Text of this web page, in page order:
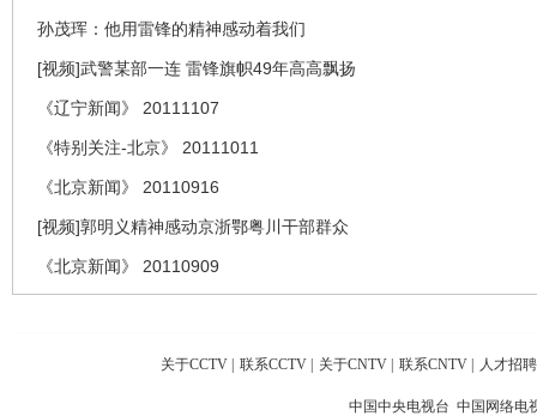
孙茂珲：他用雷锋的精神感动着我们
[视频]武警某部一连 雷锋旗帜49年高高飘扬
《辽宁新闻》 20111107
《特别关注-北京》 20111011
《北京新闻》 20110916
[视频]郭明义精神感动京浙鄂粤川干部群众
《北京新闻》 20110909
关于CCTV | 联系CCTV | 关于CNTV | 联系CNTV | 人才招聘
中国中央电视台 中国网络电